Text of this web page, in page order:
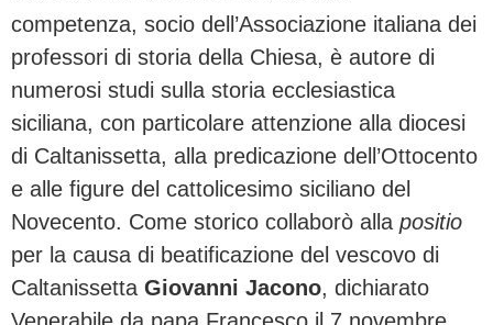
competenza, socio dell’Associazione italiana dei
professori di storia della Chiesa, è autore di
numerosi studi sulla storia ecclesiastica
siciliana, con particolare attenzione alla diocesi
di Caltanissetta, alla predicazione dell’Ottocento
e alle figure del cattolicesimo siciliano del
Novecento. Come storico collaborò alla positio
per la causa di beatificazione del vescovo di
Caltanissetta Giovanni Jacono, dichiarato
Venerabile da papa Francesco il 7 novembre